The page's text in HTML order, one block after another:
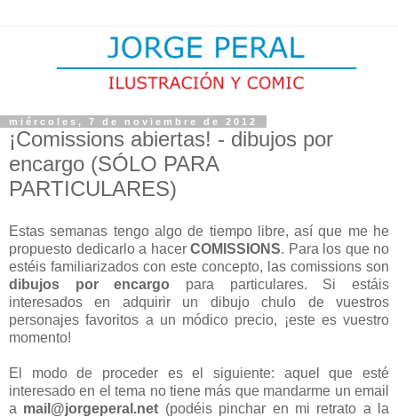
miércoles, 7 de noviembre de 2012
¡Comissions abiertas! - dibujos por
encargo (SÓLO PARA
PARTICULARES)
Estas semanas tengo algo de tiempo libre, así que me he
propuesto dedicarlo a hacer COMISSIONS. Para los que no
estéis familiarizados con este concepto, las comissions son
dibujos por encargo para particulares. Si estáis
interesados en adquirir un dibujo chulo de vuestros
personajes favoritos a un módico precio, ¡este es vuestro
momento!
El modo de proceder es el siguiente: aquel que esté
interesado en el tema no tiene más que mandarme un email
a mail@jorgeperal.net (podéis pinchar en mi retrato a la